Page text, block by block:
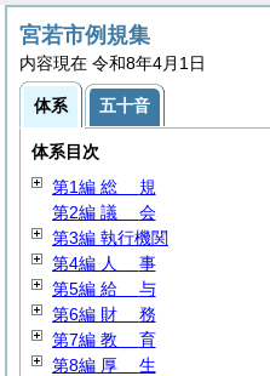
宮若市例規集
内容現在 令和8年4月1日
体系 五十音
体系目次
第1編 総 規
第2編 議 会
第3編 執行機関
第4編 人 事
第5編 給 与
第6編 財 務
第7編 教 育
第8編 厚 生